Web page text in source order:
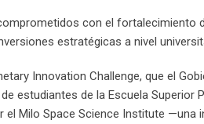
con el fortalecimiento
estratégicas a nivel
Innovation Challenge, que el
estudiantes de la Escuela Superior
Milo Space Science Institute —una